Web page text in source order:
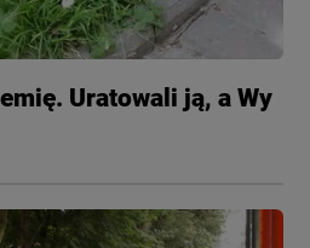
Uratowali ją, a Wy